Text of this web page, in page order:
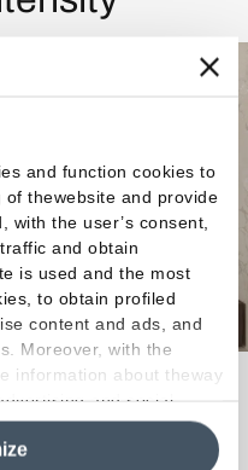
and function cookies to
thewebsite and provide
with the user’s consent,
and obtain
is used and the most
to obtain profiled
content and ads, and
Moreover, with the
information about theway
and social
combine itwith other
closing this banner,
o exterior, se reviste
fuerza expresiva.